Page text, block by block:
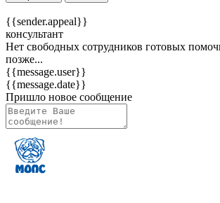
{{sender.appeal}}
консультант
Нет свободных сотрудников готовых
позже...
{{message.user}}
{{message.date}}
Пришло новое сообщение